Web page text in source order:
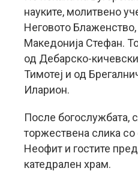
науките, молитвено
Неговото
Македонија Стефан.
од Дебарско-
Тимотеј и од
Иларион.
После богослужбата,
торжествена слика со
Неофит и гостите
катедрален храм.